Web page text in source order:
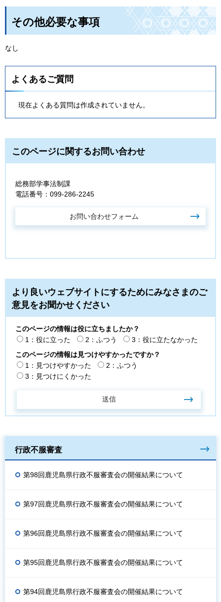
その他必要な事項
なし
よくあるご質問
現在よくある質問は作成されていません。
このページに関するお問い合わせ
総務部学事法制課
電話番号：099-286-2245
より良いウェブサイトにするためにみなさまのご
意見をお聞かせください
このページの情報は役に立ちましたか？
1：役に立った
2：ふつう
3：役に立たなかった
このページの情報は見つけやすかったですか？
1：見つけやすかった
2：ふつう
3：見つけにくかった
行政不服審査
第98回鹿児島県行政不服審査会の開催結果について
第97回鹿児島県行政不服審査会の開催結果について
第96回鹿児島県行政不服審査会の開催結果について
第95回鹿児島県行政不服審査会の開催結果について
第94回鹿児島県行政不服審査会の開催結果について